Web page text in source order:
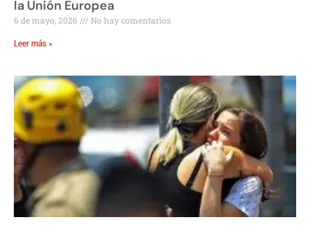
la Unión Europea
6 de mayo, 2026 No hay comentarios
Leer más »